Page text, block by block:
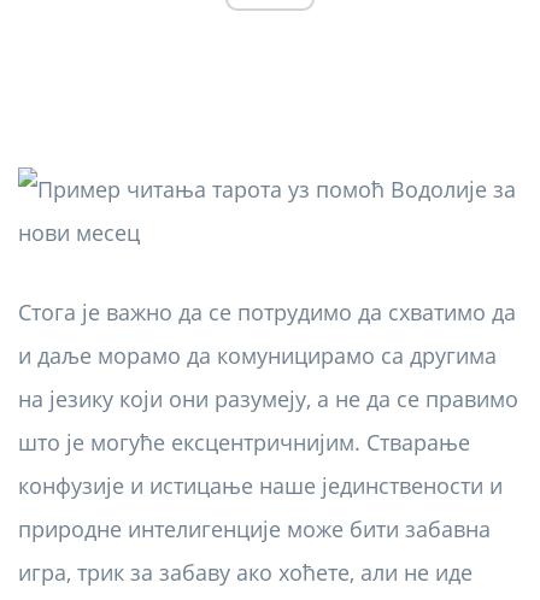
Стога је важно да се потрудимо да схватимо да
и даље морамо да комуницирамо са другима
на језику који они разумеју, а не да се правимо
што је могуће ексцентричнијим. Стварање
конфузије и истицање наше јединствености и
природне интелигенције може бити забавна
игра, трик за забаву ако хоћете, али не иде